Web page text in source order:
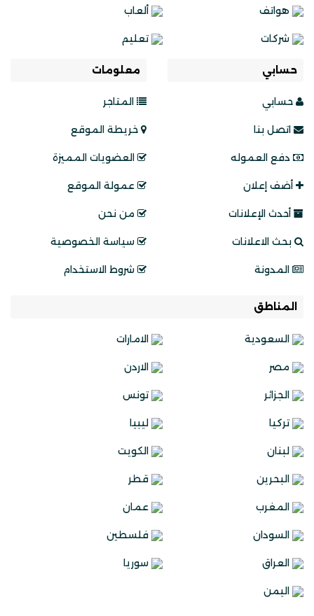
هواتف ألعاب
شركات تعليم
حسابي
حسابي
اتصل بنا
دفع العموله
أضف إعلان
أحدث الإعلانات
بحث الاعلانات
المدونة
معلومات
المتاجر
خريطة الموقع
العضويات المميزة
عمولة الموقع
من نحن
سياسة الخصوصية
شروط الاستخدام
المناطق
السعودية الامارات
مصر الاردن
الجزائر تونس
تركيا ليبيا
لبنان الكويت
البحرين قطر
المغرب عمان
السودان فلسطين
العراق سوريا
اليمن